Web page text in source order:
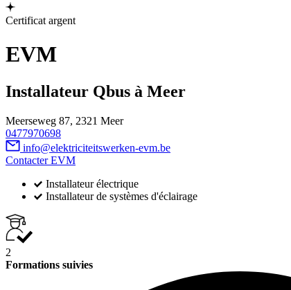
Certificat argent
EVM
Installateur Qbus à Meer
Meerseweg 87, 2321 Meer
0477970698
info@elektriciteitswerken-evm.be
Contacter EVM
Installateur électrique
Installateur de systèmes d'éclairage
2
Formations suivies